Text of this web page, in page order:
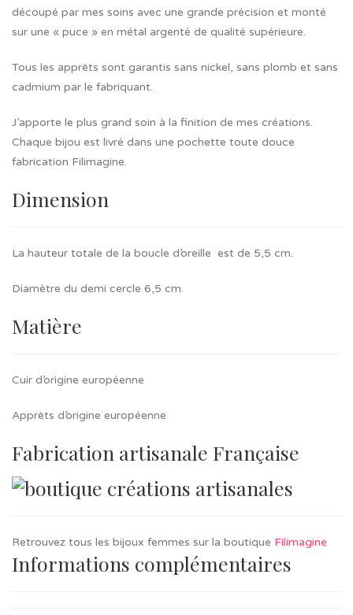
découpé par mes soins avec une grande précision et monté
sur une « puce » en métal argenté de qualité supérieure.
Tous les apprêts sont garantis sans nickel, sans plomb et sans
cadmium par le fabriquant.
J’apporte le plus grand soin à la finition de mes créations.
Chaque bijou est livré dans une pochette toute douce
fabrication Filimagine.
Dimension
La hauteur totale de la boucle d’oreille est de 5,5 cm.
Diamètre du demi cercle 6,5 cm.
Matière
Cuir d’origine européenne
Apprêts d’origine européenne
Fabrication artisanale Française
Retrouvez tous les bijoux femmes sur la boutique Filimagine
Informations complémentaires